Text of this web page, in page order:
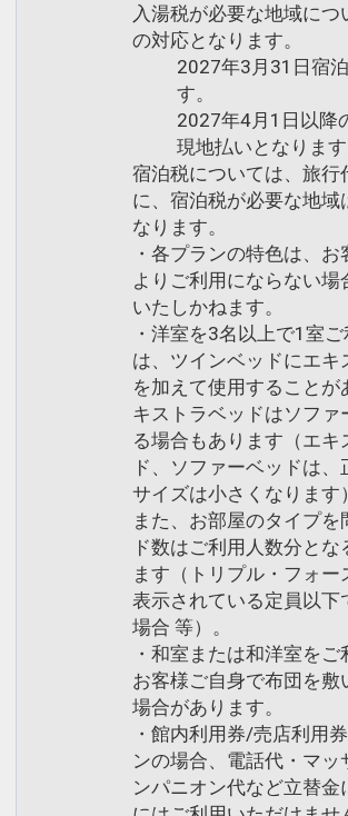
入湯税が必要な地域につ
の対応となります。
2027年3月31日宿
す。
2027年4月1日以降
現地払いとなります
宿泊税については、旅行
に、宿泊税が必要な地域
なります。
・各プランの特色は、
よりご利用にならない場
いたしかねます。
・洋室を3名以上で1室
は、ツインベッドにエキ
を加えて使用することが
キストラベッドはソファ
る場合もあります（エキ
ド、ソファーベッドは、
サイズは小さくなります
また、お部屋のタイプを
ド数はご利用人数分とな
ます（トリプル・フォー
表示されている定員以下
場合 等）。
・和室または和洋室をご
お客様ご自身で布団を敷
場合があります。
・館内利用券/売店利用
ンの場合、電話代・マッ
ンパニオン代など立替金